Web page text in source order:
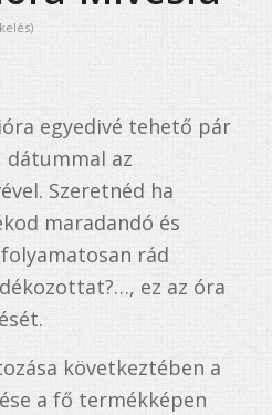
egyedivé tehető pár
dátummal az
Szeretnéd ha
maradandó és
rád
ez az óra
következtében a
a fő termékképen